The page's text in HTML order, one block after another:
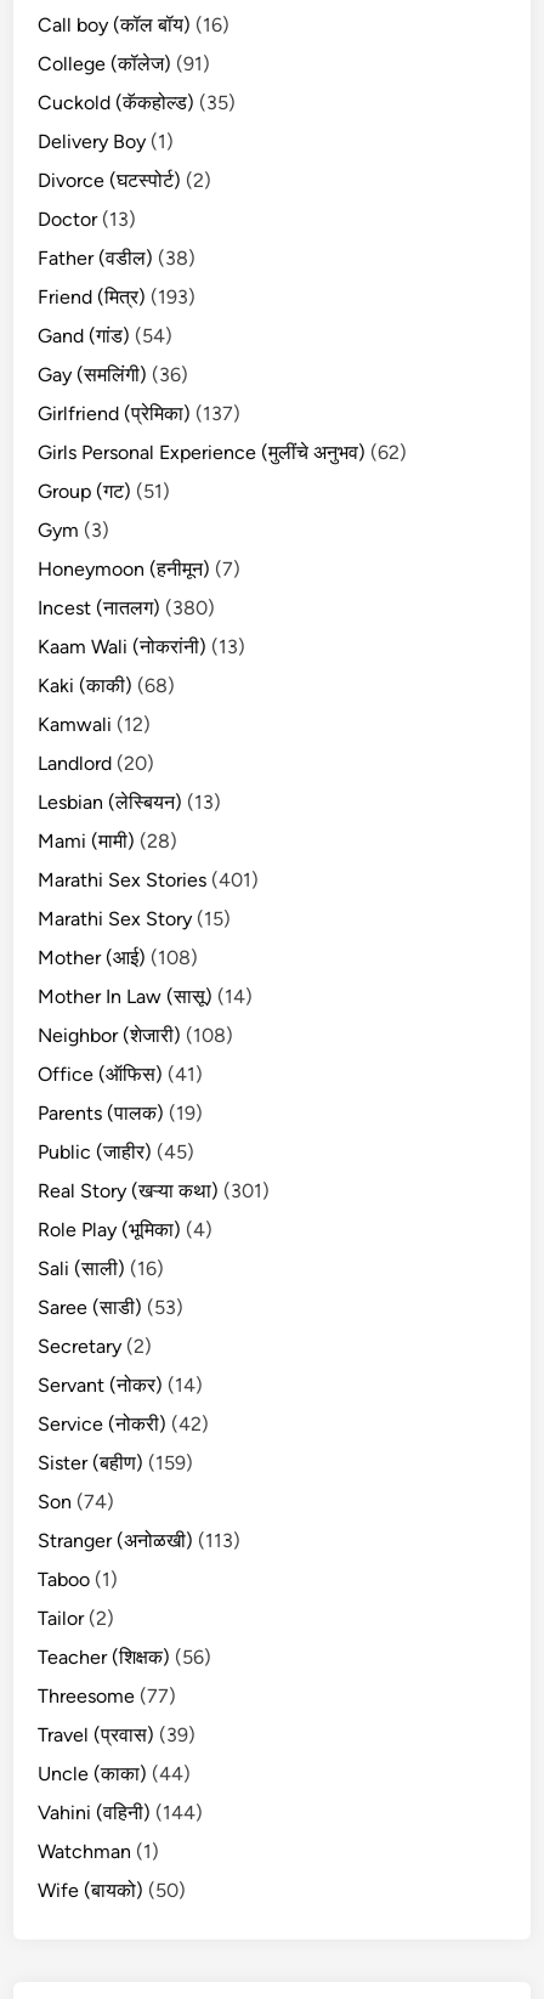
Call boy (कॉल बॉय) (16)
College (कॉलेज) (91)
Cuckold (कॅकहोल्ड) (35)
Delivery Boy (1)
Divorce (घटस्पोर्ट) (2)
Doctor(13)
Father (वडील) (38)
Friend (मित्र) (193)
Gand (गांड) (54)
Gay (समलिंगी) (36)
Girlfriend (प्रेमिका) (137)
Girls Personal Experience (मुलींचे अनुभव) (62)
Group (गट) (51)
Gym (3)
Honeymoon (हनीमून) (7)
Incest (नातलग) (380)
Kaam Wali (नोकरांनी) (13)
Kaki (काकी) (68)
Kamwali (12)
Landlord (20)
Lesbian (लेस्बियन) (13)
Mami (मामी) (28)
Marathi Sex Stories (401)
Marathi Sex Story (15)
Mother (आई) (108)
Mother In Law (सासू) (14)
Neighbor (शेजारी) (108)
Office (ऑफिस) (41)
Parents (पालक) (19)
Public (जाहीर) (45)
Real Story (खऱ्या कथा) (301)
Role Play (भूमिका) (4)
Sali (साली) (16)
Saree (साडी) (53)
Secretary (2)
Servant (नोकर) (14)
Service (नोकरी) (42)
Sister (बहीण) (159)
Son (74)
Stranger (अनोळखी) (113)
Taboo (1)
Tailor(2)
Teacher (शिक्षक) (56)
Threesome (77)
Travel (प्रवास) (39)
Uncle (काका) (44)
Vahini (वहिनी) (144)
Watchman (1)
Wife (बायको) (50)